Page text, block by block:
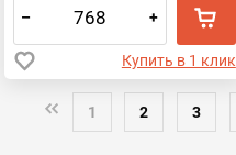
– +
Купить в 1 клик
1 2 3